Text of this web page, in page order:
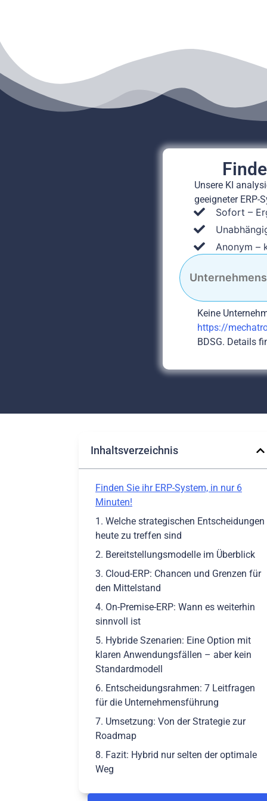
Unsere KI
geeigneter ERP-
Sofort –
Anonym –
Keine
https://
BDSG. Details
Inhaltsverzeichnis
Finden Sie ihr ERP-System, in nur 6
Minuten!
1. Welche strategischen Entscheidungen
heute zu treffen sind
2. Bereitstellungsmodelle im Überblick
3. Cloud-ERP: Chancen und Grenzen für
den Mittelstand
4. On-Premise-ERP: Wann es weiterhin
sinnvoll ist
5. Hybride Szenarien: Eine Option mit
klaren Anwendungsfällen – aber kein
Standardmodell
6. Entscheidungsrahmen: 7 Leitfragen
für die Unternehmensführung
7. Umsetzung: Von der Strategie zur
Roadmap
8. Fazit: Hybrid nur selten der optimale
Weg